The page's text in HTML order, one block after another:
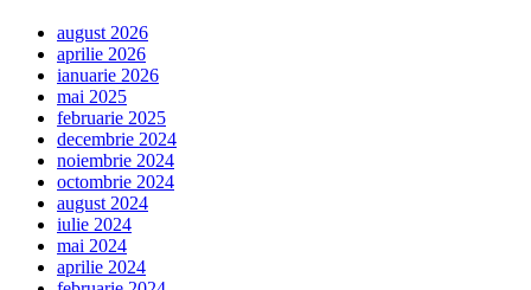
august 2026
aprilie 2026
ianuarie 2026
mai 2025
februarie 2025
decembrie 2024
noiembrie 2024
octombrie 2024
august 2024
iulie 2024
mai 2024
aprilie 2024